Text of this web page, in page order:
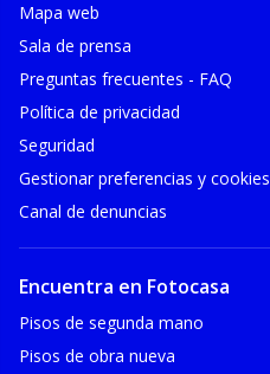
Mapa web
Sala de prensa
Preguntas frecuentes - FAQ
Política de privacidad
Seguridad
Gestionar preferencias y cookies
Canal de denuncias
Encuentra en Fotocasa
Pisos de segunda mano
Pisos de obra nueva